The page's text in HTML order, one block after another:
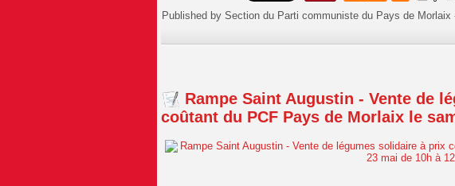
Published by Section du Parti communiste du Pays de Morlaix
Rampe Saint Augustin - Vente de
coûtant du PCF Pays de Morlaix le